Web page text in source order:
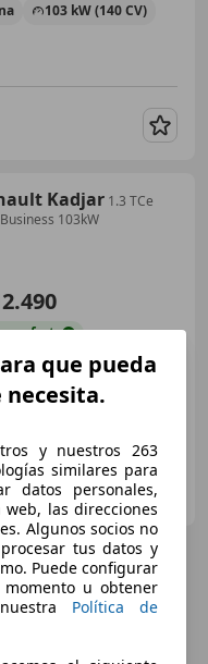
103 kW (140 CV)
Kadjar 1.3 TCe
103kW
oferta
103 kW (140 CV)
que pueda
y nuestros 263
similares para
datos personales,
las direcciones
Algunos socios no
tus datos y
Puede configurar
u obtener
Política de